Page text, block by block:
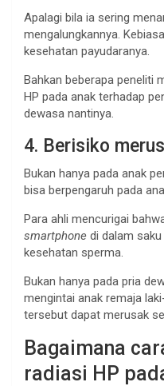
Apalagi bila ia sering
mengalungkannya.
kesehatan payudaranya.
Bahkan beberapa peneliti
HP pada anak terhadap
dewasa nantinya.
4. Berisiko
Bukan hanya pada anak
bisa berpengaruh pada
Para ahli mencurigai
smartphone di dalam
kesehatan sperma.
Bukan hanya pada pria
mengintai anak remaja
tersebut dapat merusak
Bagaimana
radiasi HP